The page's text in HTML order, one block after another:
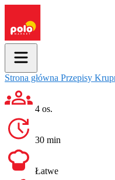
Strona główna Przepisy
4 os.
30 min
Łatwe